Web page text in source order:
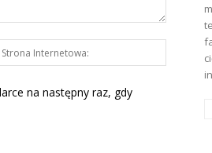
na następny raz, gdy